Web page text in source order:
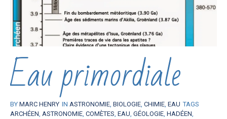
Eau primordiale
BY MARC HENRY IN ASTRONOMIE, BIOLOGIE, CHIMIE, EAU TAGS
ARCHÉEN, ASTRONOMIE, COMÈTES, EAU, GÉOLOGIE, HADÉEN,